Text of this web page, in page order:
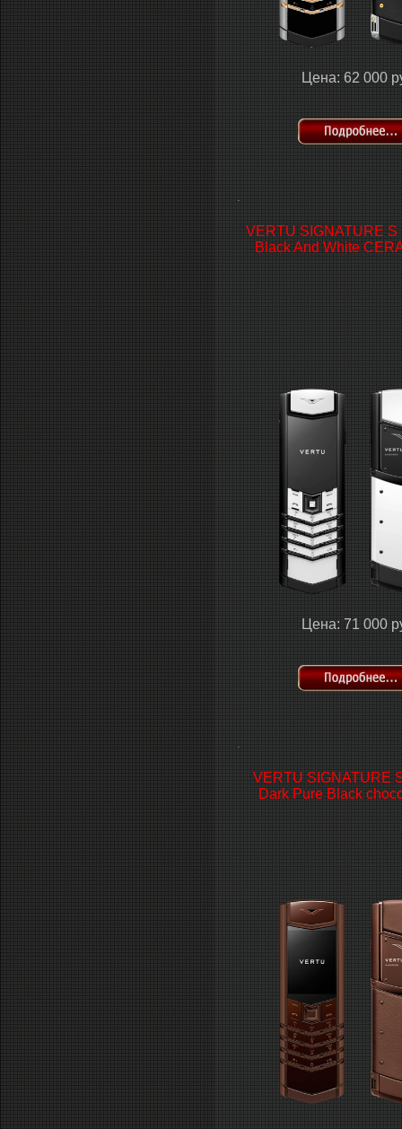
Цена: 62 000
.
VERTU SIGNATURE S
Black And White
Цена: 71 000
.
VERTU SIGNATURE
Dark Pure Black